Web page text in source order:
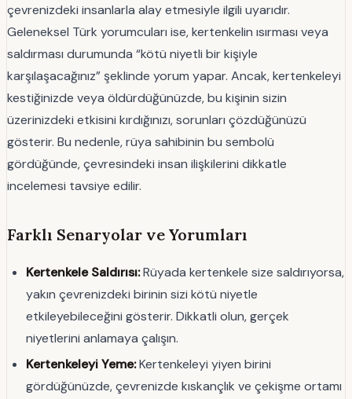
çevrenizdeki insanlarla alay etmesiyle ilgili uyarıdır.
Geleneksel Türk yorumcuları ise, kertenkelin ısırması veya
saldırması durumunda “kötü niyetli bir kişiyle
karşılaşacağınız” şeklinde yorum yapar. Ancak, kertenkeleyi
kestiğinizde veya öldürdüğünüzde, bu kişinin sizin
üzerinizdeki etkisini kırdığınızı, sorunları çözdüğünüzü
gösterir. Bu nedenle, rüya sahibinin bu sembolü
gördüğünde, çevresindeki insan ilişkilerini dikkatle
incelemesi tavsiye edilir.
Farklı Senaryolar ve Yorumları
Kertenkele Saldırısı:Rüyada kertenkele size saldırıyorsa,
yakın çevrenizdeki birinin sizi kötü niyetle
etkileyebileceğini gösterir. Dikkatli olun, gerçek
niyetlerini anlamaya çalışın.
Kertenkeleyi Yeme:Kertenkeleyi yiyen birini
gördüğünüzde, çevrenizde kıskançlık ve çekişme ortamı